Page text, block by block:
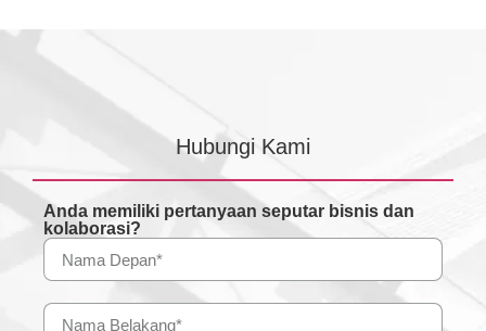
Hubungi Kami
Anda memiliki pertanyaan seputar bisnis dan
kolaborasi?